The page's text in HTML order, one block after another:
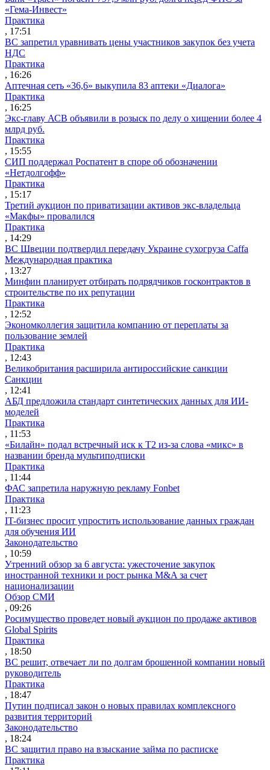
«Гема-Инвест»
Практика
, 17:51
ВС запретил уравнивать цены участников закупок без учета
НДС
Практика
, 16:26
Аптечная сеть «36,6» выкупила 83 аптеки «Диалога»
Практика
, 16:25
Экс-главу АСВ объявили в розыск по делу о хищении более 4
млрд руб.
Практика
, 15:55
СИП поддержал Роспатент в споре об обозначении
«Нетдолгофф»
Практика
, 15:17
Третий аукцион по приватизации активов экс-владельца
«Макфы» провалился
Практика
, 14:29
ВС Швеции подтвердил передачу Украине сухогруза Caffa
Международная практика
, 13:27
Минфин планирует отбирать подрядчиков госконтрактов в
строительстве по их репутации
Практика
, 12:52
Экономколлегия защитила компанию от переплаты за
пользование землей
Практика
, 12:43
Великобритания расширила антироссийские санкции
Санкции
, 12:41
АБД предложила стандарт синтетических данных для ИИ-
моделей
Практика
, 11:53
«Билайн» подал встречный иск к Т2 из-за слова «микс» в
названии бренда мультиподписки
Практика
, 11:44
ФАС запретила наружную рекламу Fonbet
Практика
, 11:23
IT-бизнес просит упростить использование данных граждан
для обучения ИИ
Законодательство
, 10:59
Утренний обзор за 6 августа: ужесточение закупок
иностранной техники и рост рынка M&A за счет
национализации
Обзор СМИ
, 09:26
Росимущество проведет новый аукцион по продаже активов
Global Spirits
Практика
, 18:50
ВС решит, отвечает ли по долгам брошенной компании новый
руководитель
Практика
, 18:47
Путин подписал закон о новых правилах комплексного
развития территорий
Законодательство
, 18:24
ВС защитил право на взыскание займа по расписке
Практика